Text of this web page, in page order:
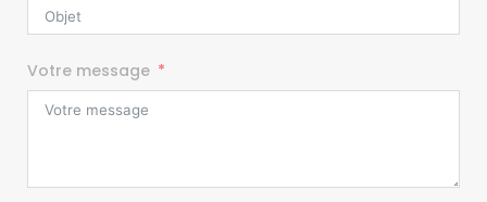
Votre message